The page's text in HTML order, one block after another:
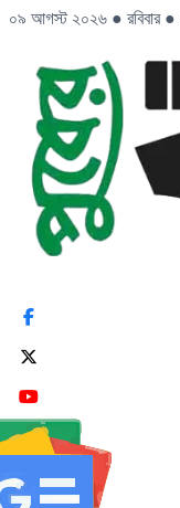
০৯ আগস্ট ২০২৬ ● রবিবার ●